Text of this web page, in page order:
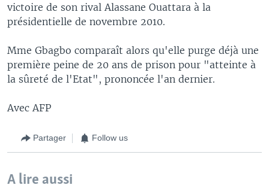
victoire de son rival Alassane Ouattara à la
présidentielle de novembre 2010.
Mme Gbagbo comparaît alors qu'elle purge déjà une
première peine de 20 ans de prison pour "atteinte à
la sûreté de l'Etat", prononcée l'an dernier.
Avec AFP
Partager Follow us
A lire aussi